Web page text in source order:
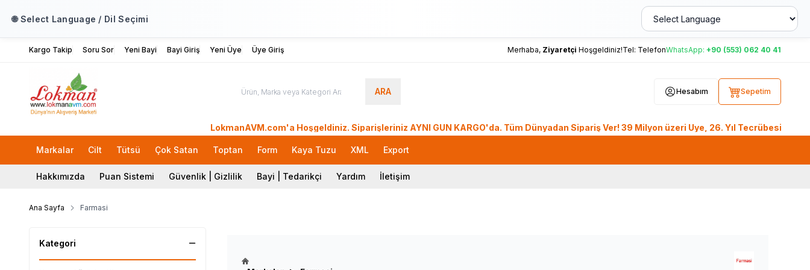
🌐 Select Language / Dil Seçimi
Kargo Takip Soru Sor Yeni Bayi Bayi Giriş Yeni Üye Üye Giriş Merhaba, Ziyaretçi Hoşgeldiniz!Tel: TelefonWhatsApp: +90 (553) 062 40 41
ARA Hesabım Sepetim
LokmanAVM.com'a Hoşgeldiniz. Siparişleriniz AYNI GÜN KARGO'da. Tüm Dünyadan Sipariş Ver! 39 Milyon üzeri Üye, 26. Yıl Tecrübesiyle
Markalar Cilt Tütsü Çok Satan Toptan Form Kaya Tuzu XML Export
Hakkımızda Puan Sistemi Güvenlik | Gizlilik Bayi | Tedarikçi Yardım İletişim
Ana Sayfa Farmasi
Kategori